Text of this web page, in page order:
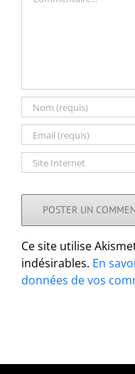
Ce site utilise
indésirables. En
données de vos